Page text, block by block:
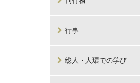
行事
総人・人環での学び